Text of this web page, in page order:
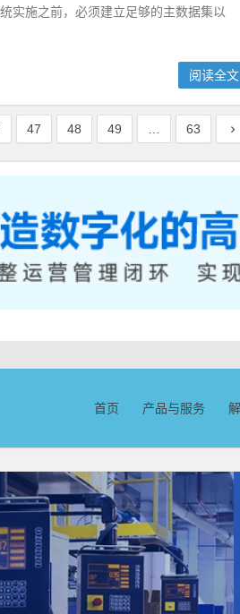
实施之前，必须建立足够的主数据集以
阅读全文
47 48 49 63